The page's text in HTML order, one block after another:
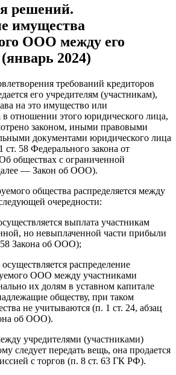
решений.
имущества
ООО между его
2024)
требований кредиторов
его учредителям (участникам),
на это имущество или
отношении этого юридического лица,
законом, иными правовыми
документами юридического лица
58 Федерального закона от
обществах с ограниченной
— Закон об ООО).
общества распределяется между
очередности:
выплата участникам
но невыплаченной части прибыли
58 Закона об ООО);
распределение
ООО между участниками
их долям в уставном капитале
обществу, при таком
не учитываются (п. 1 ст. 24, абзац
об ООО).
учредителями (участниками)
следует передать вещь, она продается
с торгов (п. 8 ст. 63 ГК РФ).